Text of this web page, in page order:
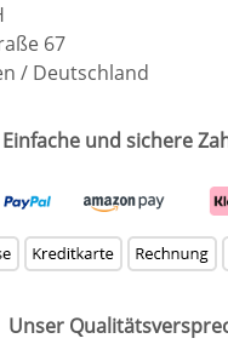
67
/ Deutschland
Einfache und sichere
Unser